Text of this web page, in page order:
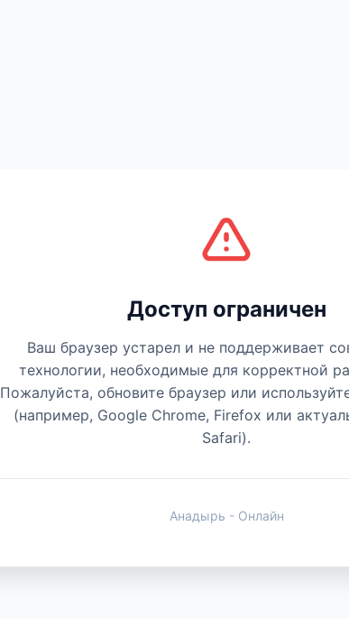
Доступ ограничен
Ваш браузер устарел и не поддерживает
технологии, необходимые для корректной
Пожалуйста, обновите браузер или
(например, Google Chrome, Firefox или
Safari).
Анадырь - Онлайн